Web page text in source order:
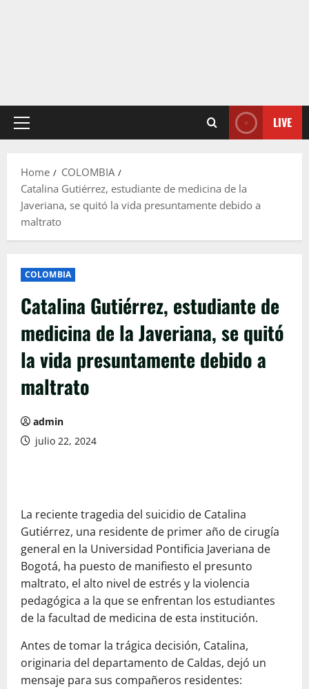
Primary
LIVE
Home
COLOMBIA
Catalina Gutiérrez, estudiante de medicina de la
Javeriana, se quitó la vida presuntamente debido a
maltrato
COLOMBIA
Catalina Gutiérrez, estudiante de
medicina de la Javeriana, se quitó
la vida presuntamente debido a
maltrato
admin
julio 22, 2024
La reciente tragedia del suicidio de Catalina
Gutiérrez, una residente de primer año de cirugía
general en la Universidad Pontificia Javeriana de
Bogotá, ha puesto de manifiesto el presunto
maltrato, el alto nivel de estrés y la violencia
pedagógica a la que se enfrentan los estudiantes
de la facultad de medicina de esta institución.
Antes de tomar la trágica decisión, Catalina,
originaria del departamento de Caldas, dejó un
mensaje para sus compañeros residentes: